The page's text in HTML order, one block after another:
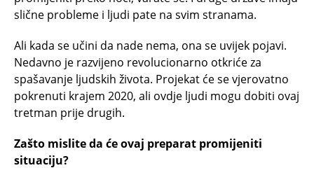
slične probleme i ljudi pate na svim stranama.
Ali kada se učini da nade nema, ona se uvijek pojavi.
Nedavno je razvijeno revolucionarno otkriće za
spašavanje ljudskih života. Projekat će se vjerovatno
pokrenuti krajem 2020, ali ovdje ljudi mogu dobiti ovaj
tretman prije drugih.
Zašto mislite da će ovaj preparat promijeniti
situaciju?